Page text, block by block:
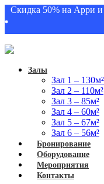
Скидка 50% на Арри
Залы
Зал 1 – 130м²
Зал 2 – 110м²
Зал 3 – 85м²
Зал 4 – 60м²
Зал 5 – 67м²
Зал 6 – 56м²
Бронирование
Оборудование
Мероприятия
Контакты